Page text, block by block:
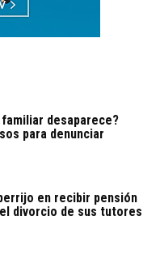
desaparece?
para denunciar
en recibir pensión
divorcio de sus tutores